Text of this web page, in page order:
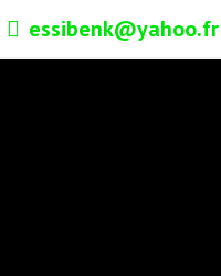
essibenk@yahoo.fr